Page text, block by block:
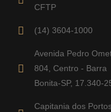
CFTP
(14) 3604-1000
Avenida Pedro
804, Centro - Barra
Bonita-SP, 17.340-
Capitania dos